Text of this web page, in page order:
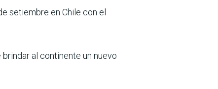
setiembre en Chile con el
al continente un nuevo